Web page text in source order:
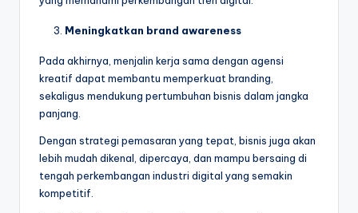
Meningkatkan brand awareness
Pada akhirnya, menjalin kerja sama dengan agensi
kreatif dapat membantu memperkuat branding,
sekaligus mendukung pertumbuhan bisnis dalam jangka
panjang.
Dengan strategi pemasaran yang tepat, bisnis juga akan
lebih mudah dikenal, dipercaya, dan mampu bersaing di
tengah perkembangan industri digital yang semakin
kompetitif.